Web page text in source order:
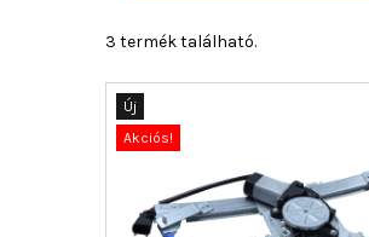
3 termék található.
Új
Akciós!